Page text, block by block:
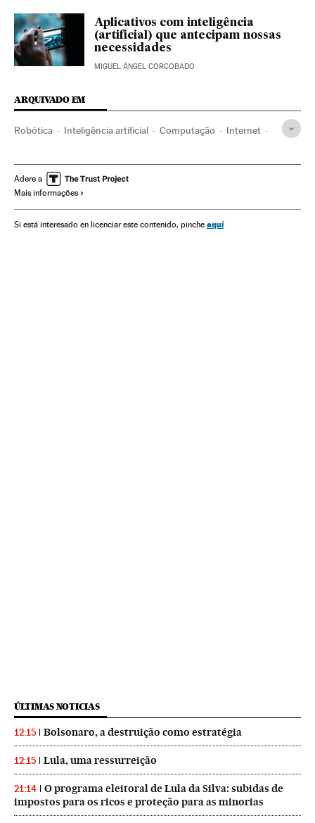
Aplicativos com inteligência
(artificial) que antecipam nossas
necessidades
MIGUEL ÁNGEL CORCOBADO
ARQUIVADO EM
Robótica Inteligência artificial Computação Internet
Comunicações Indústria
Adere a
Mais informações
Si está interesado en licenciar este contenido, pinche aquí
ÚLTIMAS NOTICIAS
12:15 Bolsonaro, a destruição como estratégia
12:15 Lula, uma ressurreição
21:14
O programa eleitoral de Lula da Silva: subidas de
impostos para os ricos e proteção para as minorias